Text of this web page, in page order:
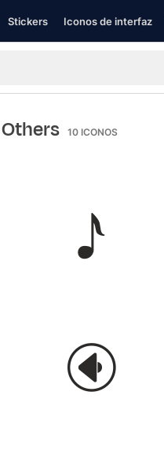
Stickers Iconos de interfaz
10 ICONOS